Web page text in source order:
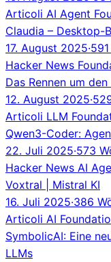
Articoli AI Agent
Claudia – Desktop-
17. August 2025·
Hacker News
Das Rennen um
12. August 2025·
Articoli LLM
Qwen3-Coder:
22. Juli 2025·573
Hacker News AI
Voxtral | Mistral KI
16. Juli 2025·386
Articoli AI
SymbolicAI: Eine
LLMs